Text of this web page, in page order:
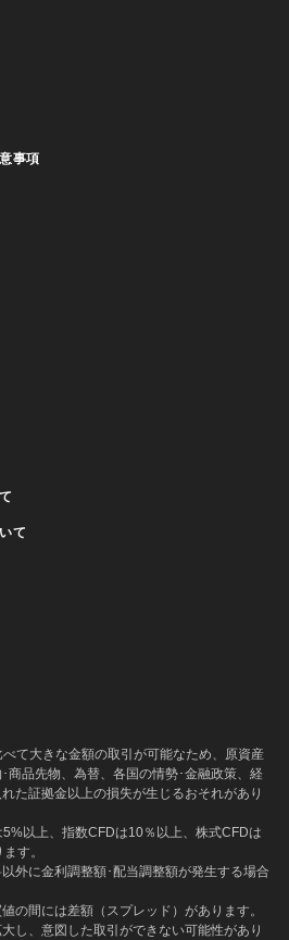
事項
て
て大きな金額の取引が可能なため、原資産
商品先物、為替、各国の情勢･金融政策、経
た証拠金以上の損失が生じるおそれがあり
以上、指数CFDは10％以上、株式CFDは
す。
外に金利調整額･配当調整額が発生する場合
の間には差額（スプレッド）があります。
し、意図した取引ができない可能性があり